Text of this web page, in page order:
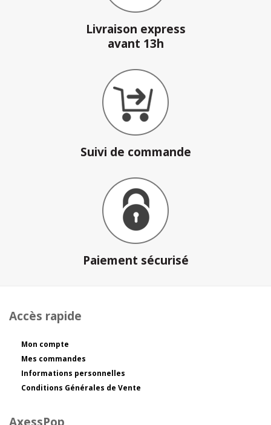
Livraison express
avant 13h
Suivi de commande
Paiement sécurisé
Accès rapide
Mon compte
Mes commandes
Informations personnelles
Conditions Générales de Vente